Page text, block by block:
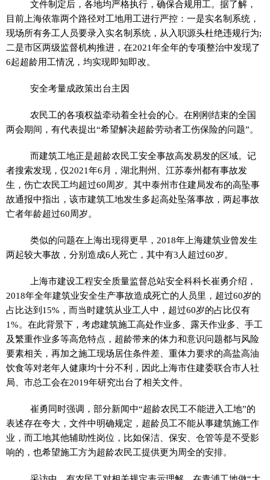
文件制定后，各地均严格执行，确保合规用工。据了解，
目前上海依靠两个路径对工地用工进行严控：一是实名制系统，
现场所有务工人员要录入实名制系统，从入职源头杜绝违规行为;
二是市区两级监督机构推进，在2021年全年的专项整治中发现了
6起超龄用工情况，均实现即知即改。
安全考量成政策出台主因
农民工的各项权益牵动着全社会的心。在刚刚结束的全国
两会期间，有代表提出“希望解决超龄劳动者工伤保险的问题”。
而建筑工地正是超龄农民工安全事故高发易发的区域。记
者搜索发现，仅2021年6月，湖北荆州、江苏泰州都有事故发
生，伤亡农民工均超过60周岁。其中泰州市住建局发布的高坠事
故通报中指出，该市建筑工地发生多起高处坠落事故，两起事故
亡者年龄超过60周岁。
类似的问题在上海出现得更早，2018年上海建筑业曾发生
两起较大事故，分别造成6人死亡，其中有3人超过60岁。
上海市建设工程安全质量监督总站安全科科长崔勇介绍，
2018年全年建筑业安全生产事故造成死亡的人员里，超过60岁的
占比达到15%，而当时建筑从业工人中，超过60岁的占比仅有
1%。在此背景下，考虑建筑施工高处作业多、露天作业多、手工
及繁重作业多等高危特点，超龄带来的体力和意识问题都与风险
要素相关，再加之施工现场居住条件差、重体力要求的高盐高油
饮食等对老年人健康均十分不利，因此上海市住建委联合市人社
局、市总工会在2019年研究出台了相关文件。
崔勇同时强调，部分新闻中“超龄农民工不能进入工地”的
表述存在夸大，文件中明确规定，超龄员工不能从事建筑施工作
业，而工地其他辅助性岗位，比如保洁、保安、仓管等是不受影
响的，也希望施工方为超龄农民工提供更为周全的安排。